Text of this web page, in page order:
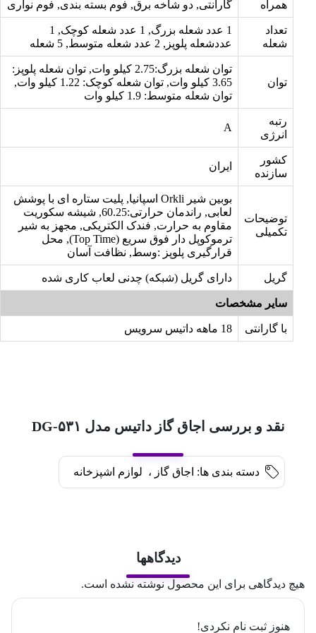
همراه گارانتی, دو شاخه برق, فوم بسته بندی, فوم نواری
تعداد
شعله
1 عدد شعله بزرگ, 1 عدد شعله کوچک, 1
عددشعله پلوپز, 2 عدد شعله متوسط, 5 شعله
توان
توان شعله بزرگ:2.75 کیلو وات, توان شعله پلوپز:
3.65 کیلو وات, توان شعله کوچک: 1.22 کیلو وات,
توان شعله متوسط: 1.9 کیلو وات
رتبه
انرژی
A
کشور
سازنده
ایران
توضیحات
تکمیلی
بوبین شیر Orkli اسپانیا, پلیت ستاره ای با پوشش
لعابی, راندمان حرارتی:60.25, شیشه سکوریت
مقاوم به حرارت, فندک الکتریکی, مجهز به شیر
ترموکوپل دار فوق سریع (Top Time), محل
قرارگیری پلوپز :وسط, نظافت آسان
گریل دارای گریل (شبکه) چدنی لعاب کاری شده
سایر مشخصات
با گارانتی 18 ماهه داتیس سرویس
نقد و بررسی اجاق گاز داتیس مدل DG-۵۳۱
دسته بندی ها: اجاق گاز ، لوازم اشپزخانه
دیدگاهها
هیچ دیدگاهی برای این محصول نوشته نشده است.
هنوز ثبت نام نکردی!